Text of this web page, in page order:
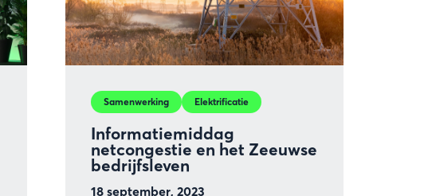
Informatiemiddag
netcongestie en het Zeeuwse
bedrijfsleven
18 september, 2023
Samenwerking Elektrificatie